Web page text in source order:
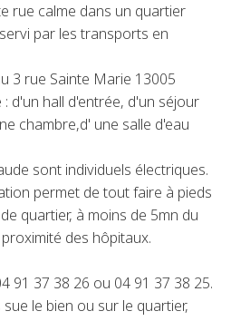
rue calme dans un quartier
par les transports en
3 rue Sainte Marie 13005
d'un hall d'entrée, d'un séjour
chambre,d' une salle d'eau
sont individuels électriques.
permet de tout faire à pieds
quartier, à moins de 5mn du
des hôpitaux.
91 37 38 26 ou 04 91 37 38 25.
le bien ou sur le quartier,